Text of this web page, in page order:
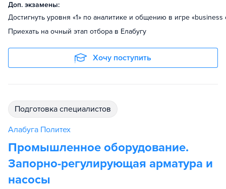
Доп. экзамены:
Достигнуть уровня «1» по аналитике и общению в игре «business
Приехать на очный этап отбора в Елабугу
Хочу поступить
подготовка специалистов
Алабуга Политех
Промышленное оборудование.
Запорно-регулирующая арматура и
насосы